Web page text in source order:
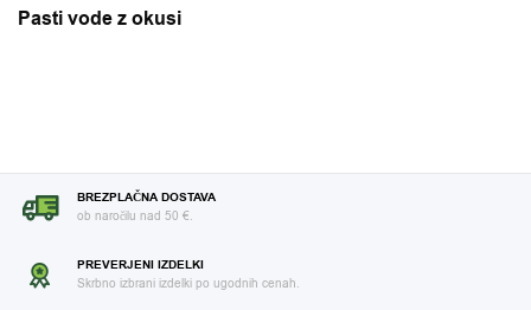
Pasti vode z okusi
BREZPLAČNA DOSTAVA
ob naročilu nad 50 €.
PREVERJENI IZDELKI
Skrbno izbrani izdelki po ugodnih cenah.